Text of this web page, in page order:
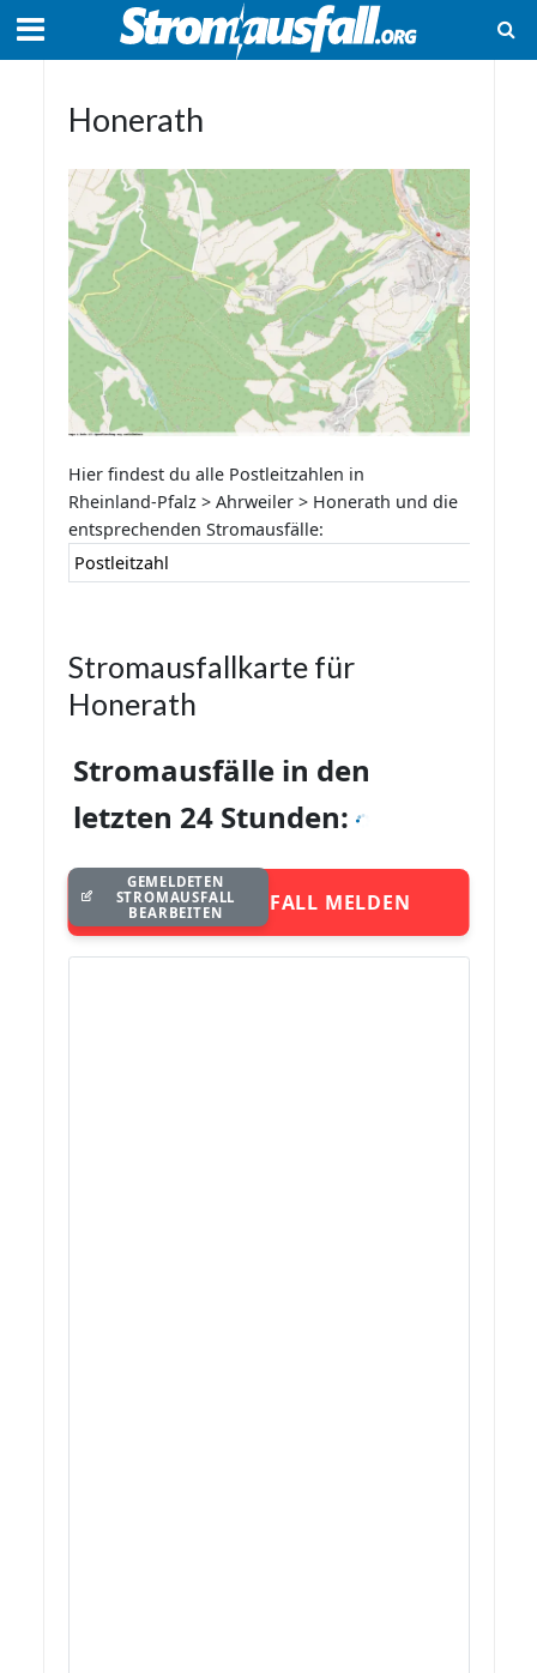
Honerath
Hier findest du alle Postleitzahlen in
Rheinland-Pfalz > Ahrweiler > Honerath und die
entsprechenden Stromausfälle:
Postleitzahl
Stromausfallkarte für
Honerath
Stromausfälle in den
letzten 24 Stunden:
STROMAUSFALL MELDEN
GEMELDETEN
STROMAUSFALL
BEARBEITEN